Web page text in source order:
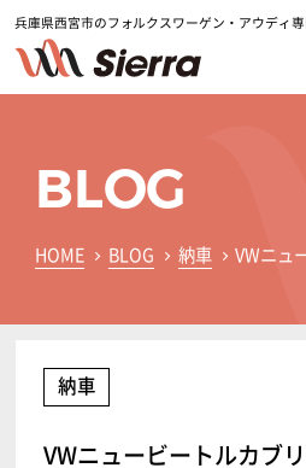
兵庫県西宮市のフォルクスワーゲン・アウディ
BLOG
HOME BLOG 納車
納車
VWニュービートルカブ